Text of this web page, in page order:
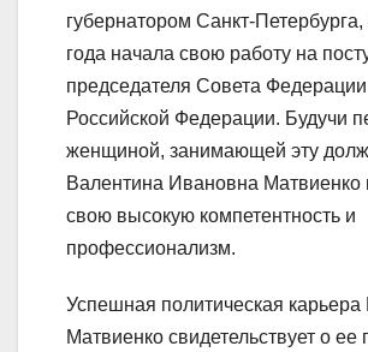
губернатором Санкт-Петербурга,
года начала свою работу на
председателя Совета Федерации
Российской Федерации. Будучи
женщиной, занимающей эту
Валентина Ивановна Матвиенко
свою высокую компетентность и
профессионализм.
Успешная политическая
Матвиенко свидетельствует о ее